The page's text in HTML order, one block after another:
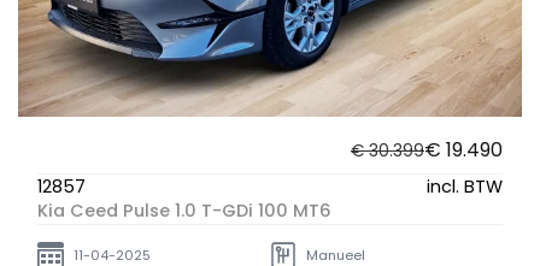
€ 30.399€ 19.490
12857
incl. BTW
Kia Ceed Pulse 1.0 T-GDi 100 MT6
11-04-2025 Manueel